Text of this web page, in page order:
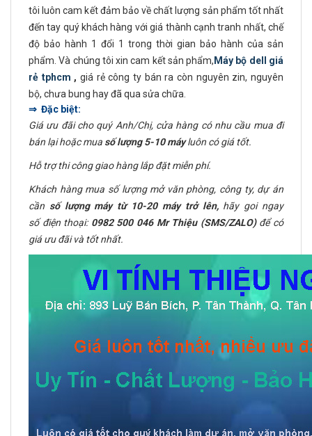
tôi luôn cam kết đảm bảo về chất lượng sản phẩm tốt nhất
đến tay quý khách hàng với giá thành cạnh tranh nhất, chế
độ bảo hành 1 đổi 1 trong thời gian bảo hành của sản
phẩm. Và chúng tôi xin cam kết sản phẩm, Máy bộ dell giá
rẻ tphcm , giá rẻ công ty bán ra còn nguyên zin, nguyên
bộ, chưa bung hay đã qua sửa chữa.
⇒ Đặc biệt:
Giá ưu đãi cho quý Anh/Chị, cửa hàng có nhu cầu mua đi
bán lại hoặc mua số lượng 5-10 máyluôn có giá tốt.
Hỗ trợ thi công giao hàng lắp đặt miễn phí.
Khách hàng mua số lượng mở văn phòng, công ty, dự án
cần số lượng máy từ 10-20 máy trở lên,hãy goi ngay
số điện thoại: 0982 500 046 Mr Thiệu (SMS/ZALO)để có
giá ưu đãi và tốt nhất.